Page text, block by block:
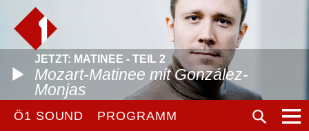
JETZT: MATINEE - TEIL 2
Mozart-Matinee mit González-
Monjas
Ö1 SOUND PROGRAMM